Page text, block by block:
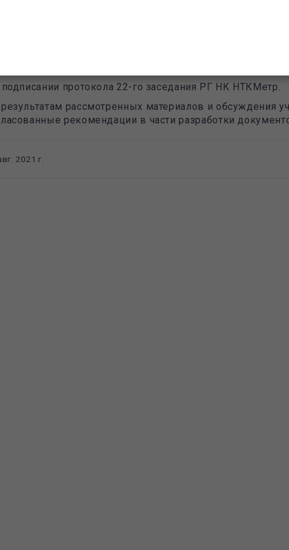
проведении сличений в области измерения скорости
протокола 22-го заседания РГ НК НТКМетр.
рассмотренных материалов и обсуждения
рекомендации в части разработки
2021 г.